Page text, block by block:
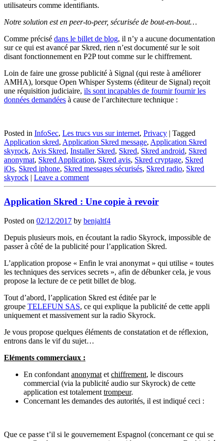
utilisateurs comme identifiants.
Notre solution est en peer-to-peer, sécurisée de bout-en-bout…
Comme précisé dans le billet de blog, il n’y a aucune documentation
sur ce qui est avancé par Skred, rien n’est documenté sur le soit
disant fonctionnement en P2P tout comme sur le chiffrement.
Loin de faire une grosse publicité à Signal (qui reste à améliorer
AMHA), lorsque Open Whisper Systems (éditeur de Signal) reçoit
une réquisition judiciaire, ils sont incapables de fournir fournir les
données demandées à cause de l’architecture technique :
Posted in InfoSec, Les trucs vus sur internet, Privacy | Tagged
Application skred, Application Skred message, Application Skred
skyrock, Avis Skred, Installer Skred, Skred, Skred android, Skred
anonymat, Skred Application, Skred avis, Skred cryptage, Skred
iOs, Skred iphone, Skred messages sécurisés, Skred radio, Skred
skyrock | Leave a comment
Application Skred : Une copie à revoir
Posted on 02/12/2017 by benjaltf4
Depuis plusieurs mois, en écoutant la radio Skyrock, impossible de
passer à côté de la publicité pour l’application Skred.
L’application propose « Enfin le vrai anonymat » qui utilise « toutes
les techniques des services secrets », afin de débunker cela, je vous
propose la lecture de ce petit billet de blog.
Tout d’abord, l’application Skred est éditée par le
groupe TELEFUN SAS, ce qui explique la publicité de cette appli
uniquement et massivement sur la radio Skyrock.
Je vous propose quelques éléments de constatation et de réflexion,
entrons dans le vif du sujet…
Eléments commerciaux :
En confondant anonymat et chiffrement, le discours
commercial (via la publicité audio sur Skyrock) de cette
application est totalement trompeur.
Concernant les demandes des autorités, il est indiqué ceci :
Que ce passe t’il si le gouvernement Espagnol (concernant ce qui se